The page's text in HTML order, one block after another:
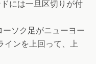
には一旦区切りが付
ソク足がニューヨー
インを上回って、上